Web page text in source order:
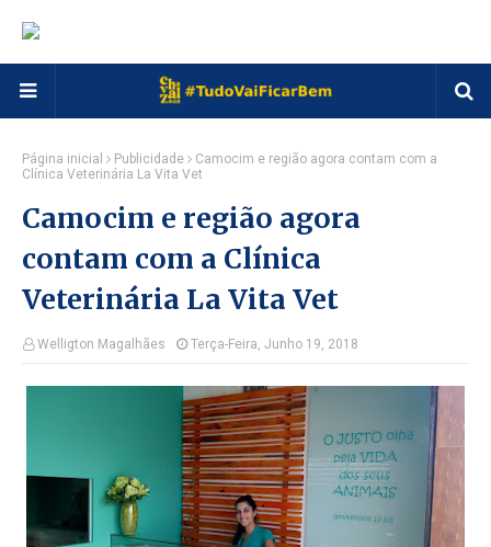
Página inicial Publicidade
Camocim e região agora contam com a
Clínica Veterinária La Vita Vet
Camocim e região agora
contam com a Clínica
Veterinária La Vita Vet
Welligton Magalhães Terça-Feira, Junho 19, 2018